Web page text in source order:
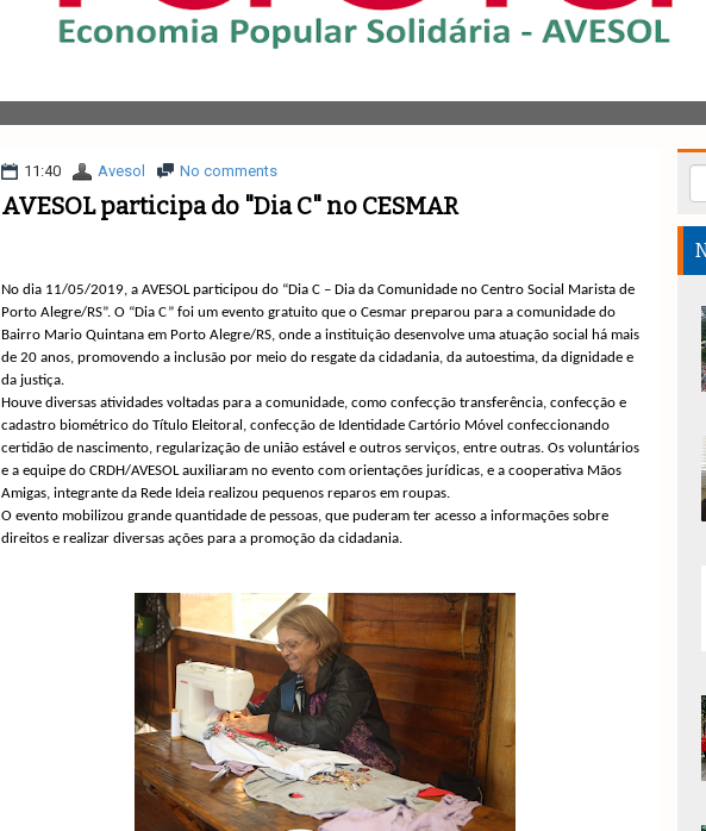
11:40 Avesol No comments
AVESOL participa do "Dia C" no CESMAR
No dia 11/05/2019, a AVESOL participou do “Dia C – Dia da Comunidade no Centro Social Marista de
Porto Alegre/RS”. O “Dia C” foi um evento gratuito que o Cesmar preparou para a comunidade do
Bairro Mario Quintana em Porto Alegre/RS, onde a instituição desenvolve uma atuação social há mais
de 20 anos, promovendo a inclusão por meio do resgate da cidadania, da autoestima, da dignidade e
da justiça.
Houve diversas atividades voltadas para a comunidade, como confecção transferência, confecção e
cadastro biométrico do Título Eleitoral, confecção de Identidade Cartório Móvel confeccionando
certidão de nascimento, regularização de união estável e outros serviços, entre outras. Os voluntários
e a equipe do CRDH/AVESOL auxiliaram no evento com orientações jurídicas, e a cooperativa Mãos
Amigas, integrante da Rede Ideia realizou pequenos reparos em roupas.
O evento mobilizou grande quantidade de pessoas, que puderam ter acesso a informações sobre
direitos e realizar diversas ações para a promoção da cidadania.